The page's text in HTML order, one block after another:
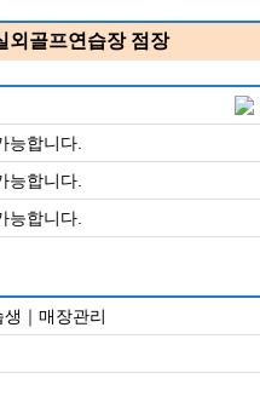
외골프연습장 점장
능합니다.
능합니다.
능합니다.
｜매장관리